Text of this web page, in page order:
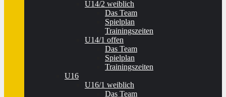
U14/2 weiblich
Das Team
Spielplan
Trainingszeiten
U14/1 offen
Das Team
Spielplan
Trainingszeiten
U16
U16/1 weiblich
Das Team